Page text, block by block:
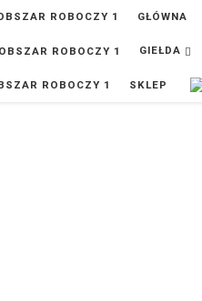
GŁÓWNA
GIEŁDA
SKLEP